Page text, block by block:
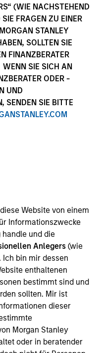
(WIE NACHSTEHEND
FRAGEN ZU EINER
STANLEY
SOLLTEN SIE
FINANZBERATER
WENN SIE SICH AN
ODER -
UND
SENDEN SIE BITTE
Website von einem
Informationszwecke
handle und die
Anlegers(wie
Ich bin mir dessen
enthaltenen
bestimmt sind und
sollten. Mir ist
dieser
Morgan Stanley
oder in beratender
of Morgan
Mr. Shaw joined
graduate school.
an Associate at
2001 to 2004 he
Industrials